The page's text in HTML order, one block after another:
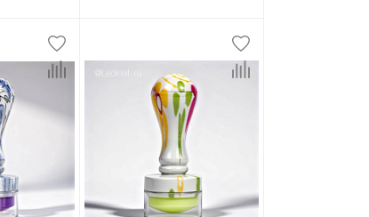
В корзину В корзину